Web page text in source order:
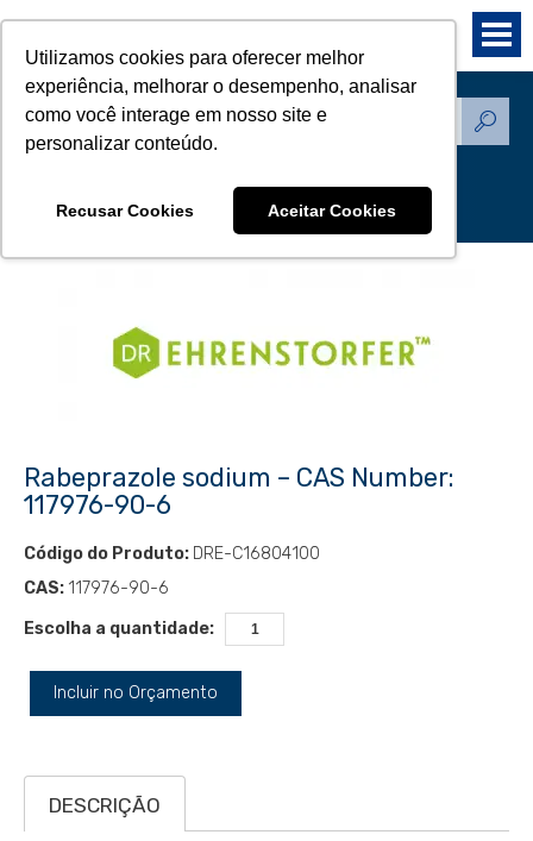
Utilizamos cookies para oferecer melhor
experiência, melhorar o desempenho, analisar
como você interage em nosso site e
personalizar conteúdo.
Recusar Cookies Aceitar Cookies
Produtos - Padrões de
Rabeprazole sodium – CAS Number:
117976-90-6
Código do Produto: DRE-C16804100
CAS: 117976-90-6
Escolha a quantidade:
Incluir no Orçamento
DESCRIÇÃO